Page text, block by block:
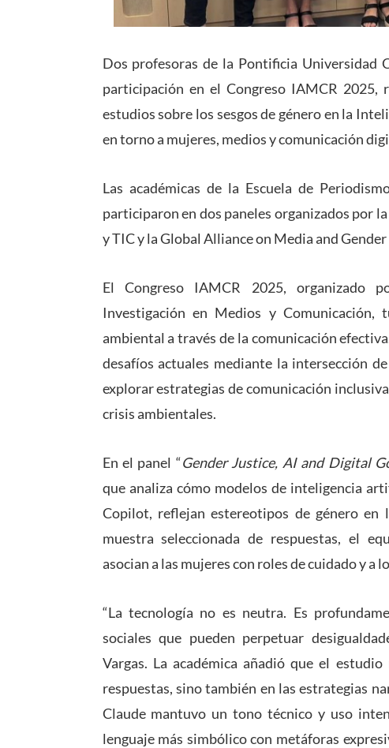
Dos profesoras de la Pontificia Universidad
participación en el Congreso IAMCR 2025,
estudios sobre los sesgos de género en la
en torno a mujeres, medios y comunicación
Las académicas de la Escuela de
participaron en dos paneles organizados por
y TIC y la Global Alliance on Media and
El Congreso IAMCR 2025, organizado
Investigación en Medios y
ambiental a través de la comunicación
desafíos actuales mediante la intersección
explorar estrategias de comunicación
crisis ambientales.
En el panel “Gender Justice, AI and Digital
que analiza cómo modelos de inteligencia
Copilot, reflejan estereotipos de género
muestra seleccionada de respuestas, el
asocian a las mujeres con roles de cuidado y a
“La tecnología no es neutra. Es
sociales que pueden perpetuar
Vargas. La académica añadió que el
respuestas, sino también en las estrategias
Claude mantuvo un tono técnico y uso
lenguaje más simbólico con metáforas